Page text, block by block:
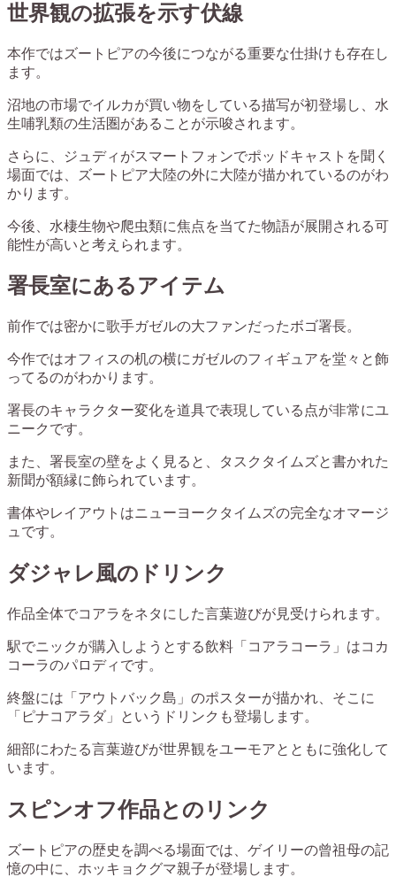
世界観の拡張を示す伏線
本作ではズートピアの今後につながる重要な仕掛けも存在し
ます。
沼地の市場でイルカが買い物をしている描写が初登場し、水
生哺乳類の生活圏があることが示唆されます。
さらに、ジュディがスマートフォンでポッドキャストを聞く
場面では、ズートピア大陸の外に大陸が描かれているのがわ
かります。
今後、水棲生物や爬虫類に焦点を当てた物語が展開される可
能性が高いと考えられます。
署長室にあるアイテム
前作では密かに歌手ガゼルの大ファンだったボゴ署長。
今作ではオフィスの机の横にガゼルのフィギュアを堂々と飾
ってるのがわかります。
署長のキャラクター変化を道具で表現している点が非常にユ
ニークです。
また、署長室の壁をよく見ると、タスクタイムズと書かれた
新聞が額縁に飾られています。
書体やレイアウトはニューヨークタイムズの完全なオマージ
ュです。
ダジャレ風のドリンク
作品全体でコアラをネタにした言葉遊びが見受けられます。
駅でニックが購入しようとする飲料「コアラコーラ」はコカ
コーラのパロディです。
終盤には「アウトバック島」のポスターが描かれ、そこに
「ピナコアラダ」というドリンクも登場します。
細部にわたる言葉遊びが世界観をユーモアとともに強化して
います。
スピンオフ作品とのリンク
ズートピアの歴史を調べる場面では、ゲイリーの曾祖母の記
憶の中に、ホッキョクグマ親子が登場します。